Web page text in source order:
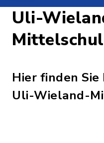
Uli-
Hier finden
Uli-Wieland-